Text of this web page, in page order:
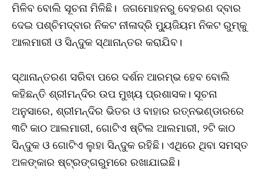
ମିଳିବ ବୋଲି ସୂଚନା ମିଳିଛି। ଜଗମୋହନରୁ ବେହରଣ ଦ୍ବାର
ଦେଇ ପଶ୍ଚିମଦ୍ବାର ନିକଟ ନୀଳାଦ୍ରି ମ୍ୟୁଜିୟମ ନିକଟ ରୁମ୍‌କୁ
ଆଲମାରୀ ଓ ସିନ୍ଦୁକ ସ୍ଥାନାନ୍ତର କରାଯିବ।
ସ୍ଥାନାନ୍ତରଣ ସରିବା ପରେ ଦର୍ଶନ ଆରମ୍ଭ ହେବ ବୋଲି
କହିଛନ୍ତି ଶ୍ରୀମନ୍ଦିର ଉପ ମୁଖ୍ୟ ପ୍ରଶାସକ। ସୂଚନା
ଅନୁସାରେ, ଶ୍ରୀମନ୍ଦିର ଭିତର ଓ ବାହାର ରତ୍ନଭଣ୍ଡାରରେ
୩ଟି କାଠ ଆଲମାରୀ, ଗୋଟିଏ ଷ୍ଟିଲ ଆଲମାରୀ, ୨ଟି କାଠ
ସିନ୍ଦୁକ ଓ ଗୋଟିଏ ଲୁହା ସିନ୍ଦୁକ ରହିଛି। ଏଥିରେ ଥିବା ସମସ୍ତ
ଅଳଙ୍କାର ଷ୍ଟ୍ରଙ୍ଗରୁମରେ ରଖାଯାଇଛି।